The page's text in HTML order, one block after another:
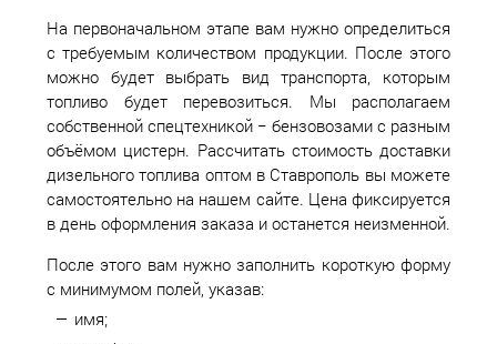
На первоначальном этапе вам нужно определиться
с требуемым количеством продукции. После этого
можно будет выбрать вид транспорта, которым
топливо будет перевозиться. Мы располагаем
собственной спецтехникой − бензовозами с разным
объёмом цистерн. Рассчитать стоимость доставки
дизельного топлива оптом в Ставрополь вы можете
самостоятельно на нашем сайте. Цена фиксируется
в день оформления заказа и останется неизменной.
После этого вам нужно заполнить короткую форму
с минимумом полей, указав:
имя;